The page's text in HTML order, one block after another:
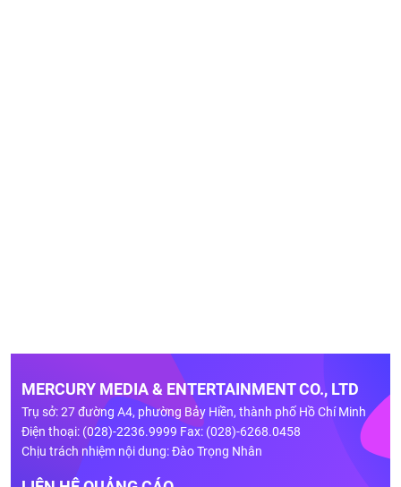
MERCURY MEDIA & ENTERTAINMENT CO., LTD
Trụ sở: 27 đường A4, phường Bảy Hiền, thành phố Hồ Chí Minh
Điện thoại: (028)-2236.9999 Fax: (028)-6268.0458
Chịu trách nhiệm nội dung: Đào Trọng Nhân